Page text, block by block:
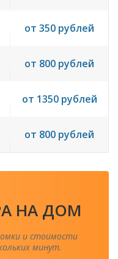
от 350 рублей
от 800 рублей
от 1350 рублей
от 800 рублей
НА ДОМ
и стоимости
минут.